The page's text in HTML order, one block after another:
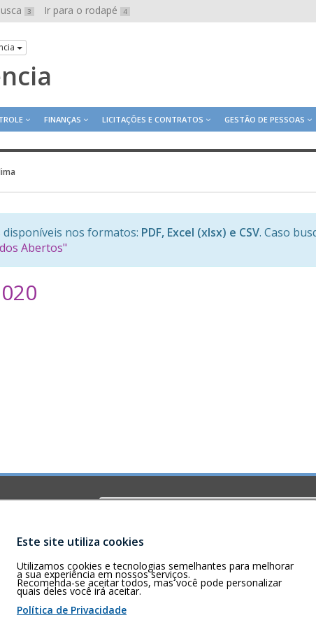
3 Ir para o rodapé 4
FINANÇAS LICITAÇÕES E CONTRATOS GESTÃO DE PESSOAS
disponíveis nos formatos: PDF, Excel (xlsx) e CSV. Caso
Abertos"
– CEP
Buscar
cookies
Este site utiliza cookies
Utilizamos cookies e tecnologias semelhantes para melhorar
a sua experiência em nossos serviços.
Recomenda-se aceitar todos, mas você pode personalizar
quais deles você irá aceitar.
Política de Privacidade